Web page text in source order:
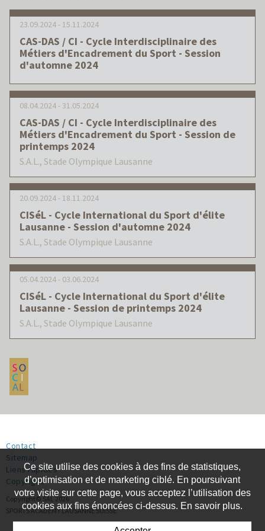
FORMATION
CYCLES
ESF
SUCCÈS
MÉDIAS
LECTURES
PARTENARIATS
23.09.2024 - 15.11.2024
CAS-DAS / CI - Cycle Interdisciplinaire des
Métiers d'Encadrement du Sport - Session
d'automne 2024
08.04.2024 - 31.05.2024
CAS-DAS / CI - Cycle Interdisciplinaire des
Métiers d'Encadrement du Sport - Session de
printemps 2024
S.A.L., Stade Olympique Lausanne
20.09.2024 - 18.11.2024
CISéL - Cycle International du Sport d'élite
Lausanne - Session d'automne 2024
S.A.L., Stade Olympique Lausanne
05.04.2024 - 03.06.2024
CISéL - Cycle International du Sport d'élite
Lausanne - Session de printemps 2024
S.A.L., Stade Olympique Lausanne
Contact
Sitemap
Liens rapides
Copyright
Copyright© SAL 2026
SPORTS ACADEMY LAUSANNE SUISSE
Ce site utilise des cookies à des fins de statistiques,
d’optimisation et de marketing ciblé. En poursuivant
votre visite sur cette page, vous acceptez l’utilisation des
cookies aux fins énoncées ci-dessus. En savoir plus.